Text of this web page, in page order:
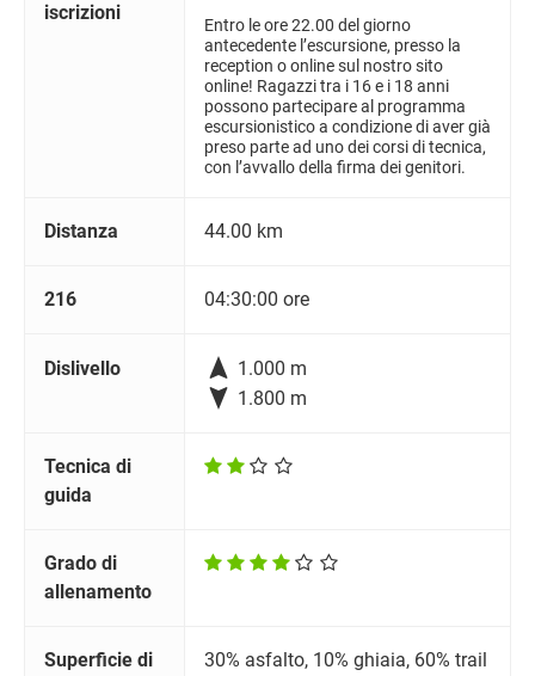
iscrizioni
Entro le ore 22.00 del giorno
antecedente l’escursione, presso la
reception o online sul nostro sito
online! Ragazzi tra i 16 e i 18 anni
possono partecipare al programma
escursionistico a condizione di aver già
preso parte ad uno dei corsi di tecnica,
con l’avvallo della firma dei genitori.
Distanza 44.00 km
216 04:30:00 ore
Dislivello  1.000 m
 1.800 m
Tecnica di
guida
Grado di
allenamento
Superficie di
30% asfalto, 10% ghiaia, 60% trail